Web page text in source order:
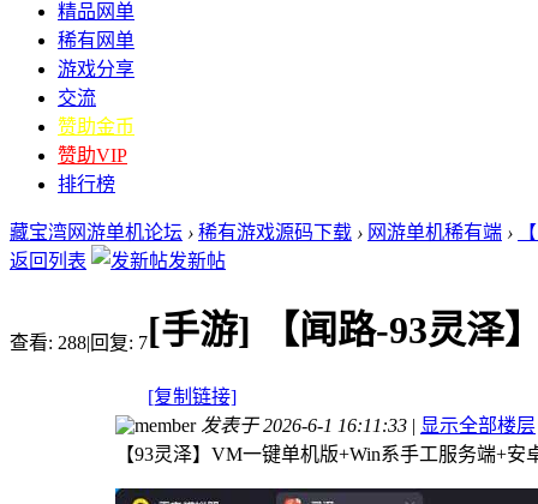
精品网单
稀有网单
游戏分享
交流
赞助金币
赞助VIP
排行榜
藏宝湾网游单机论坛 › 稀有游戏源码下载 › 网游单机稀有端 ›
返回列表
发新帖
查看: 288|回复: 7[手游] 【闻路-93灵
[复制链接]
发表于 2026-6-1 16:11:33 | 显示全部楼层
【93灵泽】VM一键单机版+Win系手工服务端+